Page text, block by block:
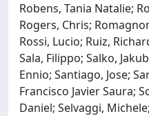
Robens, Tania Natalie;
Rogers, Chris;
Rossi, Lucio; Ruiz,
Sala, Filippo; Salko,
Ennio; Santiago, Jose;
Francisco Javier Saura;
Daniel; Selvaggi,